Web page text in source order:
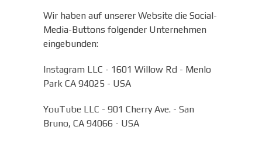
Wir haben auf unserer Website die Social-
Media-Buttons folgender Unternehmen
eingebunden:
Instagram LLC - 1601 Willow Rd - Menlo
Park CA 94025 - USA
YouTube LLC - 901 Cherry Ave. - San
Bruno, CA 94066 - USA